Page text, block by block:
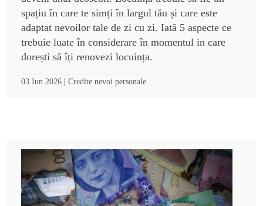
spațiu în care te simți în largul tău și care este
adaptat nevoilor tale de zi cu zi. Iată 5 aspecte ce
trebuie luate în considerare în momentul in care
dorești să îți renovezi locuința.
03 Iun 2026 | Credite nevoi personale